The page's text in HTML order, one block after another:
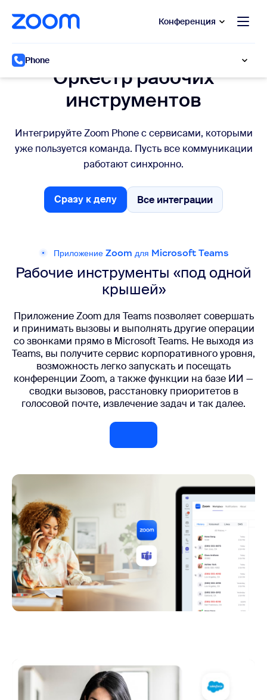
содержанию
в чат помощи Конференция
Phone
Оркестр рабочих
инструментов
Интегрируйте Zoom Phone с сервисами, которыми
уже пользуется команда. Пусть все коммуникации
работают синхронно.
Сразу к делу
Сразу к делу
Все интеграции
Все интеграции
Приложение Zoom для Microsoft Teams
Рабочие инструменты «под одной
крышей»
Приложение Zoom для Teams позволяет совершать
и принимать вызовы и выполнять другие операции
со звонками прямо в Microsoft Teams. Не выходя из
Teams, вы получите сервис корпоративного уровня,
возможность легко запускать и посещать
конференции Zoom, а также функции на базе ИИ —
сводки вызовов, расстановку приоритетов в
голосовой почте, извлечение задач и так далее.
Узнать подробности